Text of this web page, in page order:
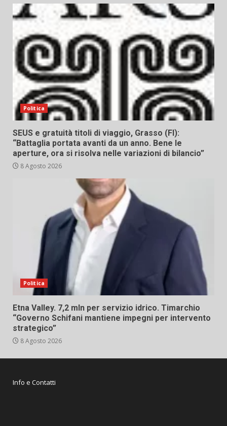
Politica
SEUS e gratuità titoli di viaggio, Grasso (FI):
“Battaglia portata avanti da un anno. Bene le
aperture, ora si risolva nelle variazioni di bilancio”
8 Agosto 2026
Politica
Etna Valley. 7,2 mln per servizio idrico. Timarchio
“Governo Schifani mantiene impegni per intervento
strategico”
8 Agosto 2026
Info e Contatti